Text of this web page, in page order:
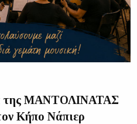
της ΜΑΝΤΟΛΙΝΑΤΑΣ
Κήπο Νάπιερ